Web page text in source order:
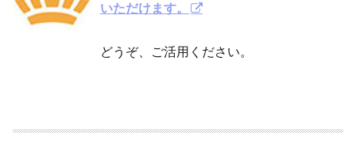
いただけます。
どうぞ、ご活用ください。